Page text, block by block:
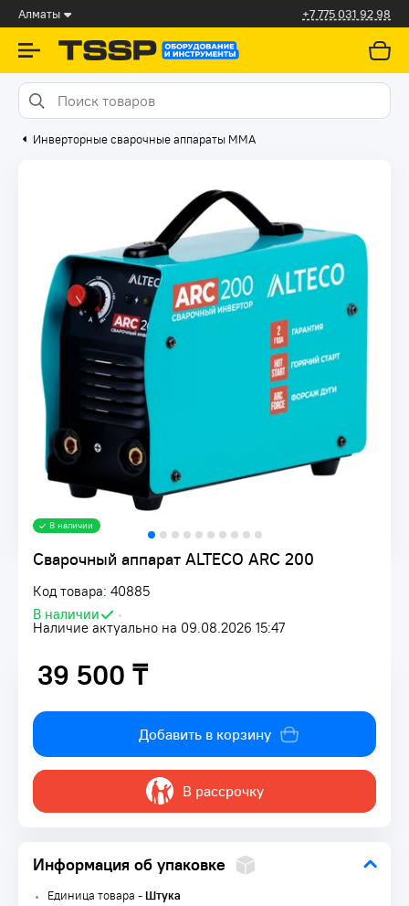
Алматы +7 775 031 92 98
Инверторные сварочные аппараты ММА
Сварочный аппарат ALTECO ARC 200
Код товара: 40885
В наличии
•
Наличие актуально на 09.08.2026 15:47
В наличии
39 500 ₸
39 500 ₸
Добавить в корзину
В рассрочку
Информация об упаковке
Единица товара -Штука